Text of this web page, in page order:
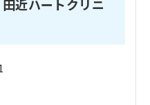
近ハートクリニ